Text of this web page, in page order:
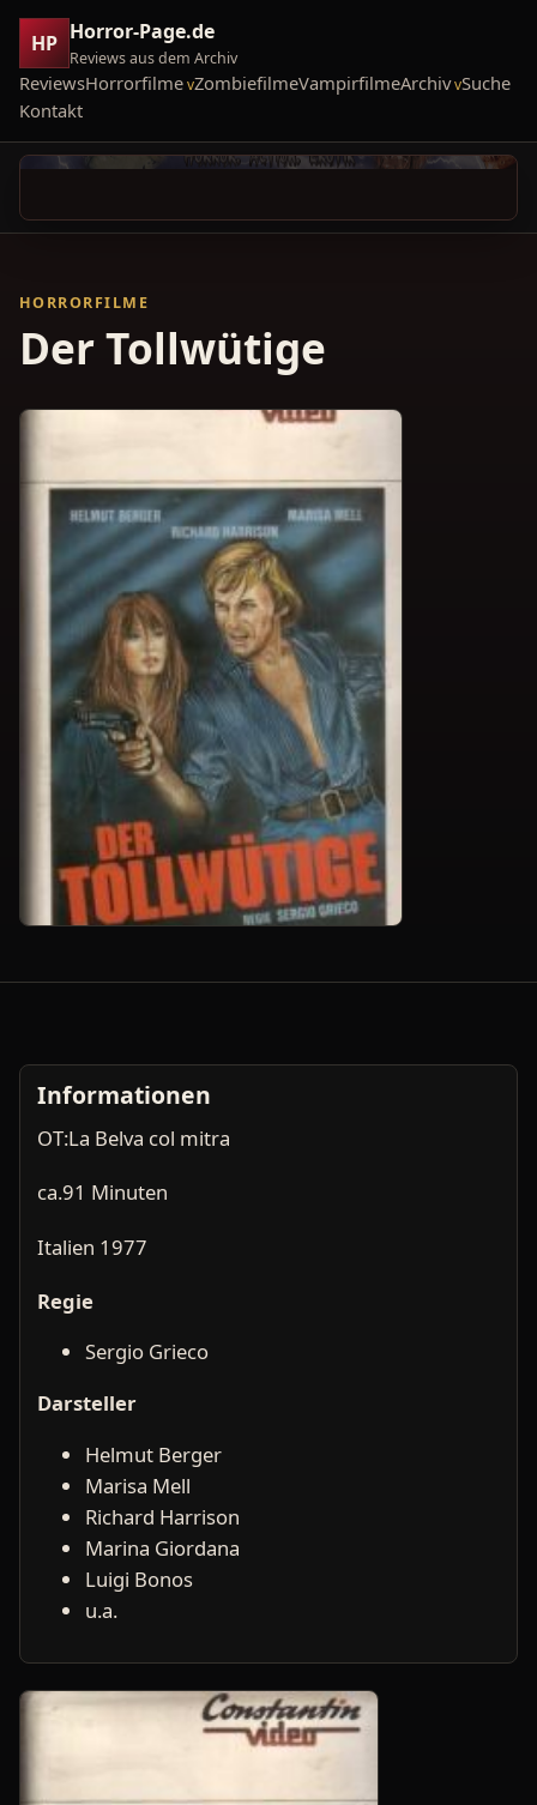
HP Horror-Page.de
Reviews aus dem Archiv
ReviewsHorrorfilme ZombiefilmeVampirfilmeArchiv Suche
Kontakt
HORRORFILME
Der Tollwütige
Informationen
OT:La Belva col mitra
ca.91 Minuten
Italien 1977
Regie
Sergio Grieco
Darsteller
Helmut Berger
Marisa Mell
Richard Harrison
Marina Giordana
Luigi Bonos
u.a.